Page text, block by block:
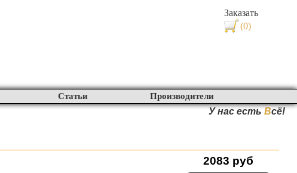
Заказать
(0)
Статьи Производители
У нас есть Всё!
2083 руб